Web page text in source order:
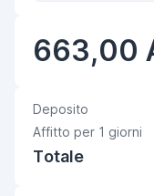
663,00
Deposito
Affitto per 1 giorni
Totale